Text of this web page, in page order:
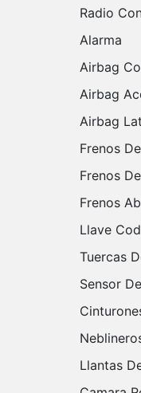
Radio
Alarma
Airbag
Airbag
Airbag
Frenos
Frenos
Frenos
Llave
Tuercas
Sensor
Llantas